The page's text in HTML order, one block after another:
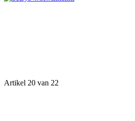
Artikel 20 van 22